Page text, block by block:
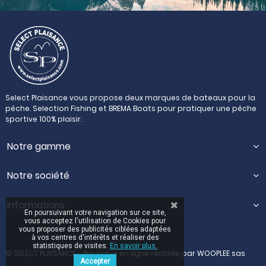
Select Plaisance vous propose deux marques de bateaux pour la
pêche. Selection Fishing et BREMA Boats pour pratiquer une pêche
sportive 100% plaisir.
Notre gamme
Notre société
Informations
© SELECT PLAISANCE - Boutique en ligne réalisée parWOOPLEE sas
En poursuivant votre navigation sur ce site,
vous acceptez l'utilisation de Cookies pour
vous proposer des publicités ciblées adaptées
à vos centres d'intérêts et réaliser des
statistiques de visites. En savoir plus.
Accepter